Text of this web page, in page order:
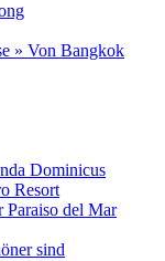
» Von Bangkok
Dominicus
Resort
Paraiso del Mar
sind